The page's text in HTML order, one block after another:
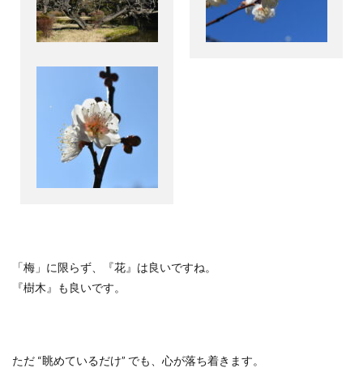
「梅」に限らず、『花』は良いですね。
『樹木』も良いです。
ただ “眺めているだけ” でも、心が落ち着きます。